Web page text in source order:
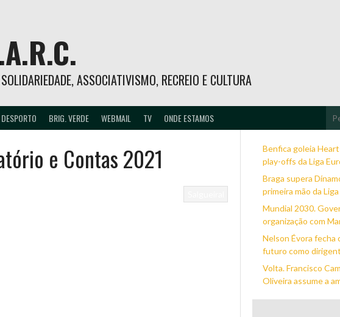
ASSOCIATIVISMO, RECREIO E CULTURA
DESPORTO BRIG. VERDE WEBMAIL TV ONDE ESTAMOS
e Contas 2021
Benfica goleia
play-offs da Liga
Braga supera
primeira mão da
Mundial 2030.
organização com
Nelson Évora fecha
futuro como
Volta. Francisco
Oliveira assume a